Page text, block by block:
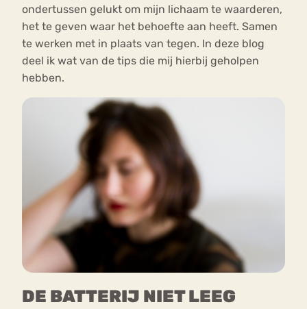
ondertussen gelukt om mijn lichaam te waarderen,
het te geven waar het behoefte aan heeft. Samen
te werken met in plaats van tegen. In deze blog
deel ik wat van de tips die mij hierbij geholpen
hebben.
DE BATTERIJ NIET LEEG